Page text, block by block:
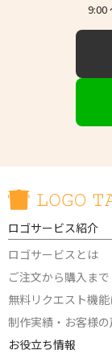
9:00
ロゴサービス紹介
ロゴサービスとは
ご注文から購入まで
無料リクエスト機
制作実績・お客様の
お役立ち情報